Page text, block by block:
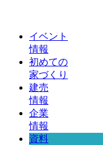
イベント
情報
初めての
家づくり
建売
情報
企業
情報
資料